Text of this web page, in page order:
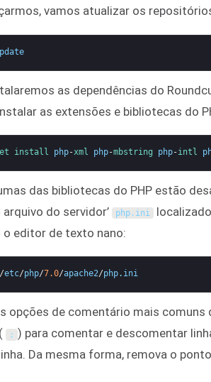
vamos atualizar os
as dependências do
as extensões e bibliotecas do
install php-xml php-mbstring php-intl
das bibliotecas do PHP estão
do servidor’
php. ini
editor de texto nano:
/etc/php/7.0/apache2/php. ini
opções de comentário mais
; ) para comentar e descomentar
Da mesma forma, remova o